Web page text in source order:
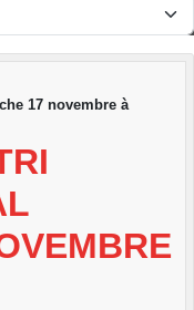
17 novembre à